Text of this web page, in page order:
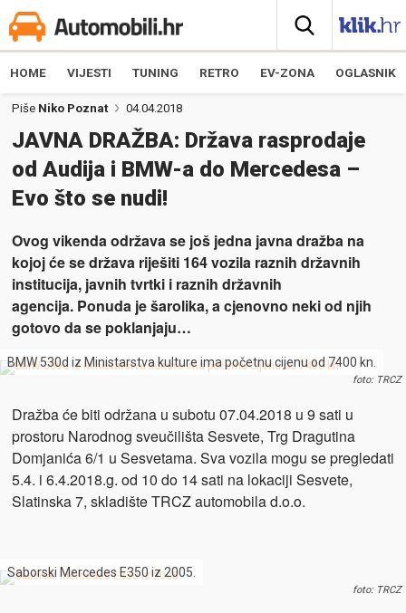
HOME VIJESTI TUNING RETRO EV-ZONA OGLASNIK
Piše Niko Poznat 04.04.2018
JAVNA DRAŽBA: Država rasprodaje
od Audija i BMW-a do Mercedesa –
Evo što se nudi!
Ovog vikenda održava se još jedna javna dražba na
kojoj će se država riješiti 164 vozila raznih državnih
institucija, javnih tvrtki i raznih državnih
agencija. Ponuda je šarolika, a cjenovno neki od njih
gotovo da se poklanjaju…
BMW 530d iz Ministarstva kulture ima početnu cijenu od 7400 kn.
foto: TRCZ
Dražba će biti održana u subotu 07.04.2018 u 9 sati u
prostoru Narodnog sveučilišta Sesvete, Trg Dragutina
Domjanića 6/1 u Sesvetama. Sva vozila mogu se pregledati
5.4. i 6.4.2018.g. od 10 do 14 sati na lokaciji Sesvete,
Slatinska 7, skladište TRCZ automobila d.o.o.
Saborski Mercedes E350 iz 2005.
foto: TRCZ